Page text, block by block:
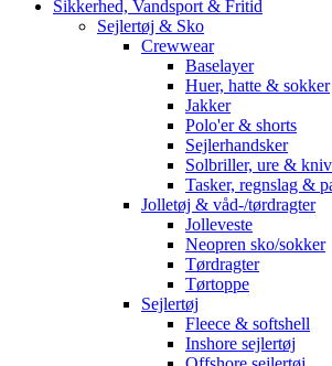
Sikkerhed, Vandsport & Fritid
Sejlertøj & Sko
Crewwear
Baselayer
Huer, hatte & sokker
Jakker
Polo'er & shorts
Sejlerhandsker
Solbriller, ure &
Tasker, regnslag &
Jolletøj & våd-/tørdragter
Jolleveste
Neopren sko/sokker
Tørdragter
Tørtoppe
Sejlertøj
Fleece & softshell
Inshore sejlertøj